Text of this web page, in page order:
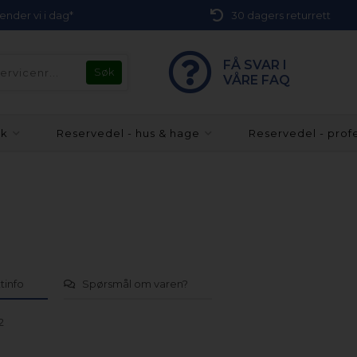
vi i dag* 30 dagers returrett
FÅ SVAR I
VÅRE FAQ
Reservedel - hus & hage Reservedel -
Spørsmål om varen?